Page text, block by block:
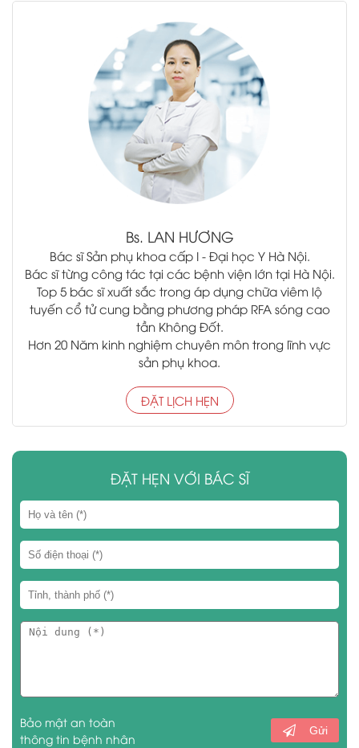
Bs. LAN HƯƠNG
Bác sĩ Sản phụ khoa cấp I - Đại học Y Hà Nội.
Bác sĩ từng công tác tại các bệnh viện lớn tại Hà Nội.
Top 5 bác sĩ xuất sắc trong áp dụng chữa viêm lộ
tuyến cổ tử cung bằng phương pháp RFA sóng cao
tần Không Đốt.
Hơn 20 Năm kinh nghiệm chuyên môn trong lĩnh vực
sản phụ khoa.
ĐẶT LỊCH HẸN
ĐẶT HẸN VỚI BÁC SĨ
Bảo mật an toàn
thông tin bệnh nhân
Gửi